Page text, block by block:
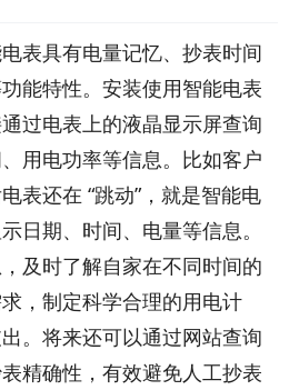
表具有电量记忆、抄表时间
能特性。安装使用智能电表
过电表上的液晶显示屏查询
用电功率等信息。比如客户
表还在 “跳动”，就是智能电
日期、时间、电量等信息。
及时了解自家在不同时间的
，制定科学合理的用电计
。将来还可以通过网站查询
精确性，有效避免人工抄表